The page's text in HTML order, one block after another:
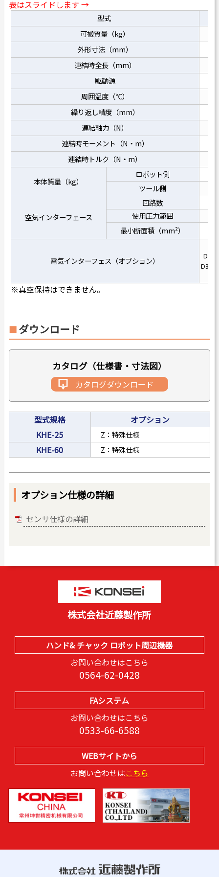
表はスライドします →
型式
可搬質量（kg）
外形寸法（mm）
連結時全長（mm）
駆動源
周囲温度（℃）
繰り返し精度（mm）
連結軸力（N）
連結時モーメント（N・m）
連結時トルク（N・m）
本体質量（kg）
ロボット側
ツール側
空気インターフェース
回路数
使用圧力範囲
最小断面積（mm²）
電気インターフェス（オプション）
D2
D3：
※真空保持はできません。
ダウンロード
カタログ（仕様書・寸法図）
カタログダウンロード
型式規格
オプション
KHE-25
Z：特殊仕様
KHE-60 Z：特殊仕様
オプション仕様の詳細
センサ仕様の詳細
株式会社近藤製作所
ハンド& チャック ロボット周辺機器
お問い合わせはこちら
0564-62-0428
FAシステム
お問い合わせはこちら
0533-66-6588
WEBサイトから
お問い合わせはこちら